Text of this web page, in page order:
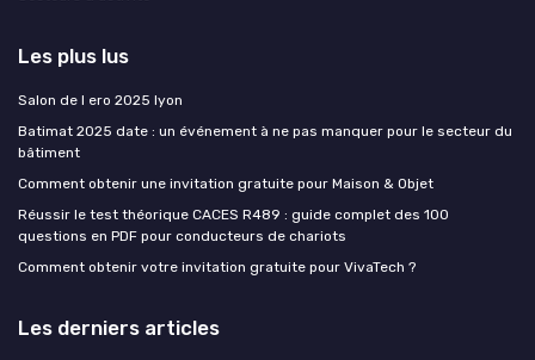
Les plus lus
Salon de l ero 2025 lyon
Batimat 2025 date : un événement à ne pas manquer pour le secteur du
bâtiment
Comment obtenir une invitation gratuite pour Maison & Objet
Réussir le test théorique CACES R489 : guide complet des 100
questions en PDF pour conducteurs de chariots
Comment obtenir votre invitation gratuite pour VivaTech ?
Les derniers articles